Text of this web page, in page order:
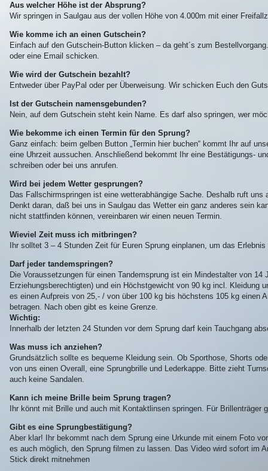
Aus welcher Höhe ist der Absprung?
Wir springen in Saulgau aus der vollen Höhe von 4.000m mit einer
Wie komme ich an einen Gutschein?
Einfach auf den Gutschein-Button klicken – da geht´s zum
oder eine Email schicken.
Wie wird der Gutschein bezahlt?
Entweder über PayPal oder per Überweisung. Wir schicken Euch den
Ist der Gutschein namensgebunden?
Nein, auf dem Gutschein steht kein Name. Es darf also springen, wer
Wie bekomme ich einen Termin für den Sprung?
Ganz einfach: beim gelben Button „Termin hier buchen“ kommt Ihr auf
eine Uhrzeit aussuchen. Anschließend bekommt Ihr eine Bestätigungs-
schreiben oder bei uns anrufen.
Wird bei jedem Wetter gesprungen?
Das Fallschirmspringen ist eine wetterabhängige Sache. Deshalb ruft
Denkt daran, daß bei uns in Saulgau das Wetter ein ganz anderes sein
nicht stattfinden können, vereinbaren wir einen neuen Termin.
Wieviel Zeit muss ich mitbringen?
Ihr solltet 3 – 4 Stunden Zeit für Euren Sprung einplanen, um das
Darf jeder tandemspringen?
Die Voraussetzungen für einen Tandemsprung ist ein Mindestalter von 14
Erziehungsberechtigten) und ein Höchstgewicht von 90 kg incl. Kleidung
es einen Aufpreis von 25,- / von über 100 kg bis höchstens 105 kg einen
betragen. Nach oben gibt es keine Grenze.
Wichtig:
Innerhalb der letzten 24 Stunden vor dem Sprung darf kein Tauchgang
Was muss ich anziehen?
Grundsätzlich sollte es bequeme Kleidung sein. Ob Sporthose, Shorts
von uns einen Overall, eine Sprungbrille und Lederkappe. Bitte zieht
auch keine Sandalen.
Kann ich meine Brille beim Sprung tragen?
Ihr könnt mit Brille und auch mit Kontaktlinsen springen. Für Brillenträger
Gibt es eine Sprungbestätigung?
Aber klar! Ihr bekommt nach dem Sprung eine Urkunde mit einem Foto
es auch möglich, den Sprung filmen zu lassen. Das Video wird sofort im
Stick direkt mitnehmen